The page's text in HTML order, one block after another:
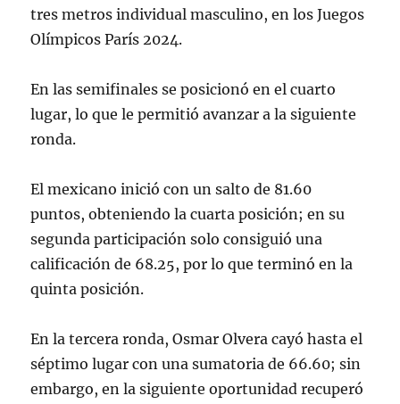
tres metros individual masculino, en los Juegos
Olímpicos París 2024.
En las semifinales se posicionó en el cuarto
lugar, lo que le permitió avanzar a la siguiente
ronda.
El mexicano inició con un salto de 81.60
puntos, obteniendo la cuarta posición; en su
segunda participación solo consiguió una
calificación de 68.25, por lo que terminó en la
quinta posición.
En la tercera ronda, Osmar Olvera cayó hasta el
séptimo lugar con una sumatoria de 66.60; sin
embargo, en la siguiente oportunidad recuperó